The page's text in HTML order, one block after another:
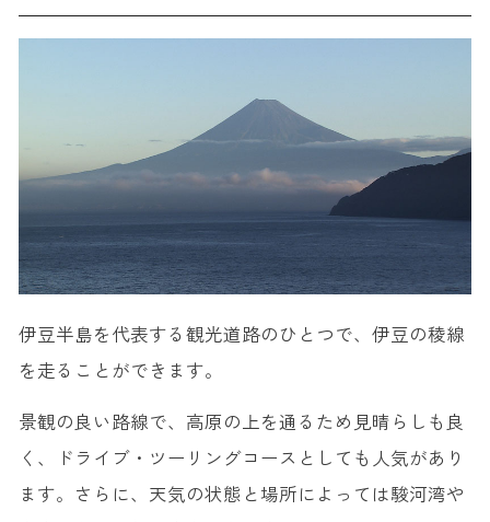
伊豆半島を代表する観光道路のひとつで、伊豆の稜線
を走ることができます。
景観の良い路線で、高原の上を通るため見晴らしも良
く、ドライブ・ツーリングコースとしても人気があり
ます。さらに、天気の状態と場所によっては駿河湾や